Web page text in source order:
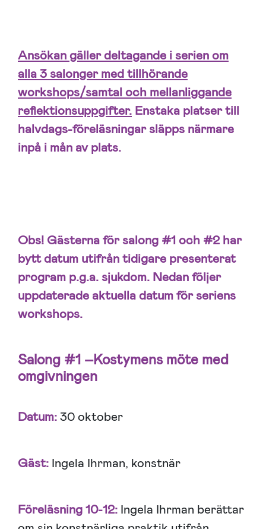
Ansökan gäller deltagande i serien om
alla 3 salonger med tillhörande
workshops/samtal och mellanliggande
reflektionsuppgifter. Enstaka platser till
halvdags-föreläsningar släpps närmare
inpå i mån av plats.
Obs! Gästerna för salong #1 och #2 har
bytt datum utifrån tidigare presenterat
program p.g.a. sjukdom. Nedan följer
uppdaterade aktuella datum för seriens
workshops.
Salong #1 –Kostymens möte med
omgivningen
Datum:30 oktober
Gäst: Ingela Ihrman, konstnär
Föreläsning 10-12: Ingela Ihrman berättar